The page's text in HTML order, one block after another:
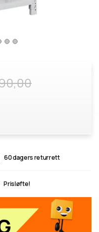
60 dagers returrett
Prisløfte!